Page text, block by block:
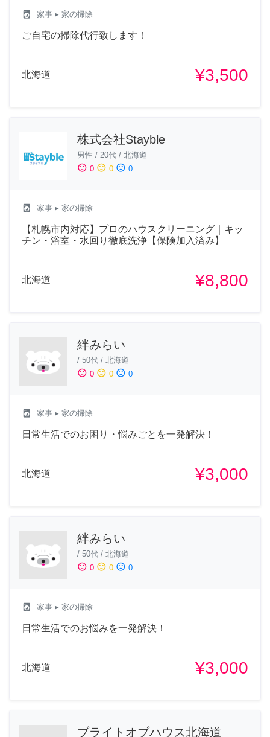
local_laundry_service 家事 ▸ 家の掃除
ご自宅の掃除代行致します！
北海道 ¥3,500
株式会社Stayble
男性 / 20代 / 北海道
sentiment_satisfied 0 sentiment_neutral 0 sentiment_dissatisfied 0
local_laundry_service 家事 ▸ 家の掃除
【札幌市内対応】プロのハウスクリーニング｜キッ
チン・浴室・水回り徹底洗浄【保険加入済み】
北海道 ¥8,800
絆みらい
/ 50代 / 北海道
sentiment_satisfied 0 sentiment_neutral 0 sentiment_dissatisfied 0
local_laundry_service 家事 ▸ 家の掃除
日常生活でのお困り・悩みごとを一発解決！
北海道 ¥3,000
絆みらい
/ 50代 / 北海道
sentiment_satisfied 0 sentiment_neutral 0 sentiment_dissatisfied 0
local_laundry_service 家事 ▸ 家の掃除
日常生活でのお悩みを一発解決！
北海道 ¥3,000
ブライトオブハウス北海道